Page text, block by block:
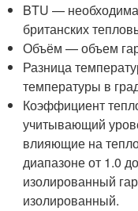
BTU —
британских
Объём — объем
Разница
температуры в
Коэффициент
учитывающий
влияющие на
диапазоне от 1.0
изолированный
изолированный.